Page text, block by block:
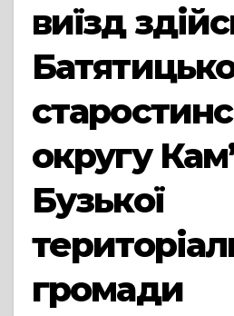
виїзд
округу
Бузької
громади